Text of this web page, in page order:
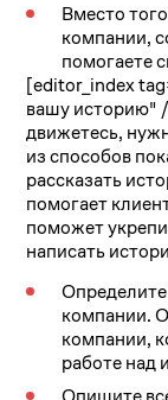
Вместо
компании,
помогаете
[editor_index
вашу историю"
движетесь,
из способов
рассказать
помогает
поможет
написать
компании.
компании,
работе над